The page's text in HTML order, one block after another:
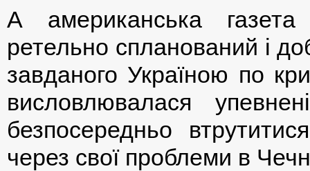
А американська
ретельно спланований і
завданого Україною по
висловлювалася
безпосередньо
через свої проблеми в